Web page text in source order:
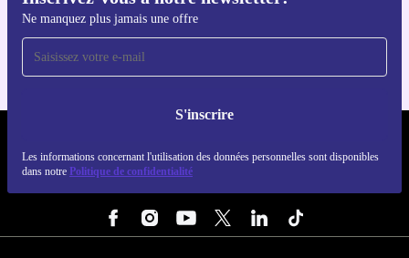
Ne manquez plus jamais une offre
S'inscrire
Les informations concernant l'utilisation des données personnelles sont disponibles
dans notre Politique de confidentialité
Pour iOS et Android